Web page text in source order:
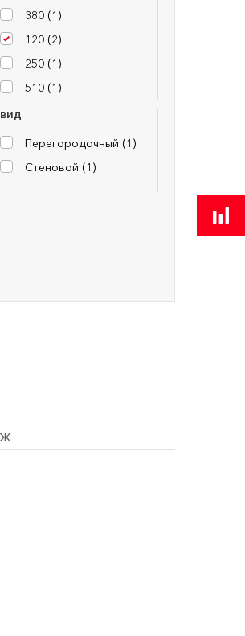
380 (1 )
120 (2)
250 (1 )
510 (1 )
ВИД
Перегородочный (1 )
Стеновой (1 )